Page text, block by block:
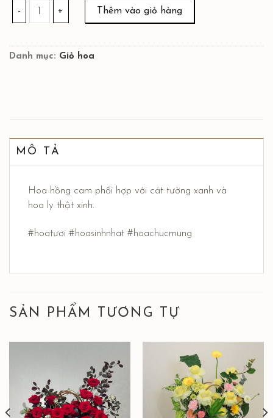
GH012 số lượng
Thêm vào giỏ hàng
Danh mục: Giỏ hoa
MÔ TẢ
Hoa hồng cam phối hợp với cát tường xanh và
hoa ly thật xinh.
#hoatươi #hoasinhnhat #hoachucmung
SẢN PHẨM TƯƠNG TỰ